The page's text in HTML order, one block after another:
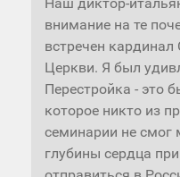
внимание на те
встречен кардинал
Церкви. Я был
Перестройка - это
которое никто из
семинарии не смог
глубины сердца